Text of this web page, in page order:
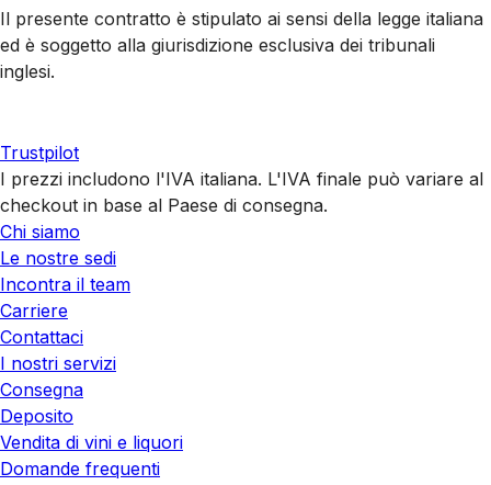
Il presente contratto è stipulato ai sensi della legge italiana
ed è soggetto alla giurisdizione esclusiva dei tribunali
inglesi.
Trustpilot
I prezzi includono l'IVA italiana. L'IVA finale può variare al
checkout in base al Paese di consegna.
Chi siamo
Le nostre sedi
Incontra il team
Carriere
Contattaci
I nostri servizi
Consegna
Deposito
Vendita di vini e liquori
Domande frequenti